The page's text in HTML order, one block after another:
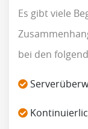
Es gibt viele
bei den